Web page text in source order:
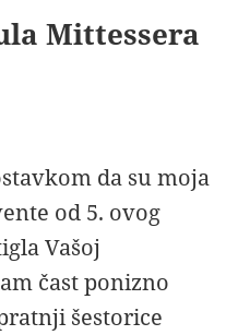
Mittessera
da su moja
od 5. ovog
Vašoj
čast ponizno
šestorice